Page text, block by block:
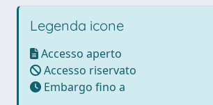
Legenda icone
Accesso aperto
Accesso riservato
Embargo fino a